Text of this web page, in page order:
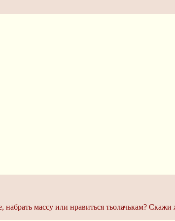
массу или нравиться тьолачькам?